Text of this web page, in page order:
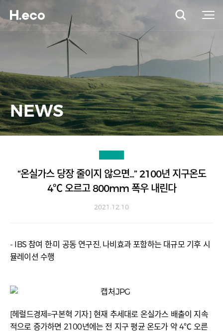
NEWS
“온실가스 당장 줄이지 않으면...” 2100년 지구온도
4℃ 오르고 800mm 폭우 내린다
2021.12.10
- IBS 참여 한·미 공동 연구진, 나비효과 포함하는 대규모 기후 시
뮬레이션 수행
[헤럴드경제=구본혁 기자] 현재 추세대로 온실가스 배출이 지속
적으로 증가하면 2100년에는 전 지구 평균 온도가 약 4℃ 오른